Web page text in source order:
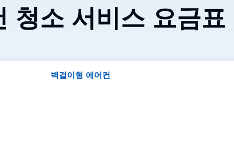
청소 서비스 요금표
벽걸이형 에어컨